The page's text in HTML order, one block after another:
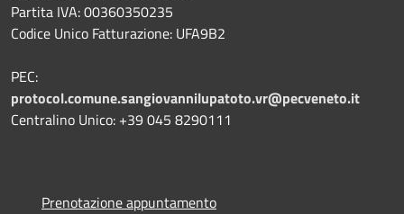
Partita IVA: 00360350235
Codice Unico Fatturazione: UFA9B2
PEC:
protocol.comune.sangiovannilupatoto.vr@pecveneto.it
Centralino Unico: +39 045 8290111
Prenotazione appuntamento